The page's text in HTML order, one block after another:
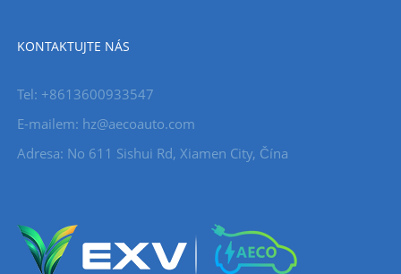
KONTAKTUJTE NÁS
Tel: +8613600933547
E-mailem: hz@aecoauto.com
Adresa: No 611 Sishui Rd, Xiamen City, Čína